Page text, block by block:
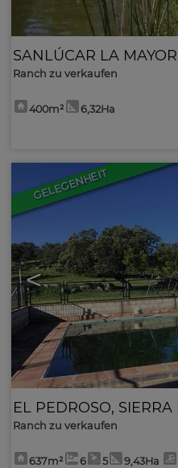
SANLÚCAR LA MAYOR
Ranch zu verkaufen
400m² 6,32Ha
GELEGENHEIT
<
EL PEDROSO, SIERRA
Ranch zu verkaufen
637m² 6 5 9,43Ha